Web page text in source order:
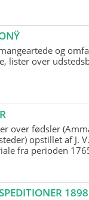
og
lister over
over fødsler
opstillet af J.
fra perioden